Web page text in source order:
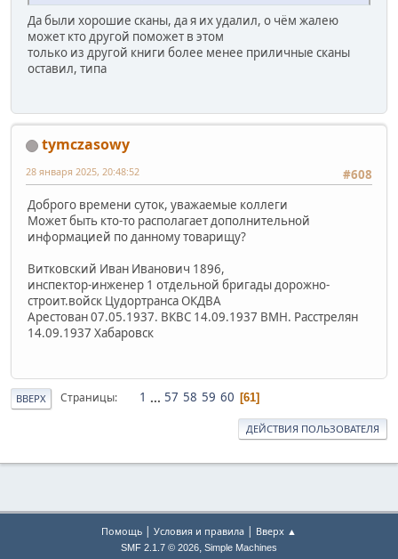
Да были хорошие сканы, да я их удалил, о чём жалею
может кто другой поможет в этом
только из другой книги более менее приличные сканы
оставил, типа
tymczasowy
#608
28 января 2025, 20:48:52
Доброго времени суток, уважаемые коллеги
Может быть кто-то располагает дополнительной
информацией по данному товарищу?
Витковский Иван Иванович 1896,
инспектор-инженер 1 отдельной бригады дорожно-
строит.войск Цудортранса ОКДВА
Арестован 07.05.1937. ВКВС 14.09.1937 ВМН. Расстрелян
14.09.1937 Хабаровск
ВВЕРХ Страницы 1 ... 57 58 59 60 61
ДЕЙСТВИЯ ПОЛЬЗОВАТЕЛЯ
Помощь | Условия и правила | Вверх ▲
SMF 2.1.7 © 2026, Simple Machines